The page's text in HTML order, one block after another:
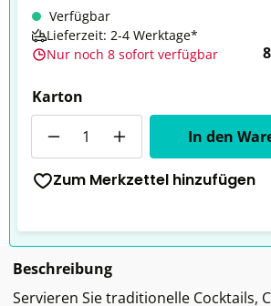
Verfügbar
Lieferzeit: 2-4 Werktage*
Nur noch 8 sofort verfügbar
Karton
In den
Zum Merkzettel hinzufügen
Beschreibung
Servieren Sie traditionelle Cocktails,